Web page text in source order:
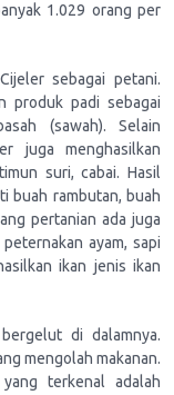
1.029 orang per
sebagai petani.
produk padi sebagai
(sawah). Selain
juga menghasilkan
suri, cabai. Hasil
buah rambutan, buah
pertanian ada juga
ayam, sapi
ikan jenis ikan
di dalamnya.
mengolah makanan.
terkenal adalah